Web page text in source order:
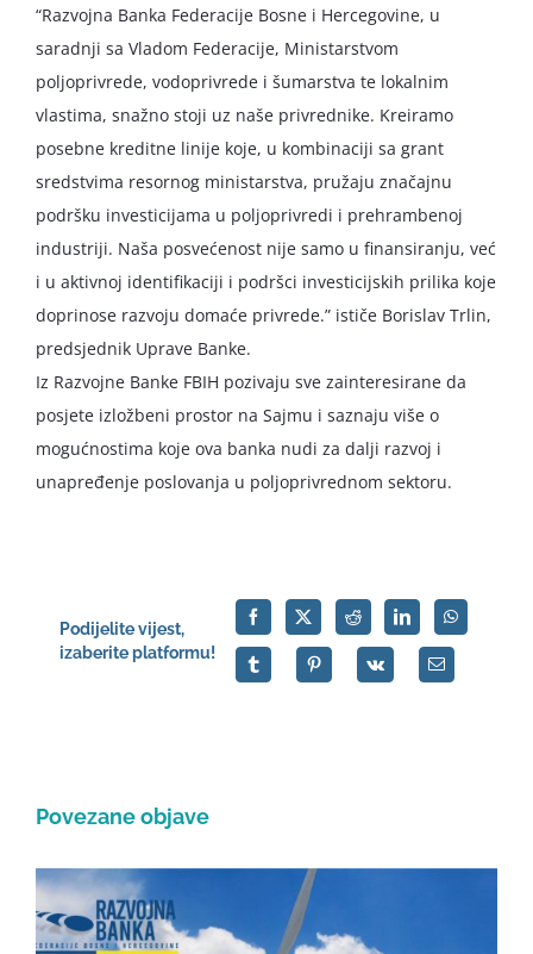
“Razvojna Banka Federacije Bosne i Hercegovine, u
saradnji sa Vladom Federacije, Ministarstvom
poljoprivrede, vodoprivrede i šumarstva te lokalnim
vlastima, snažno stoji uz naše privrednike. Kreiramo
posebne kreditne linije koje, u kombinaciji sa grant
sredstvima resornog ministarstva, pružaju značajnu
podršku investicijama u poljoprivredi i prehrambenoj
industriji. Naša posvećenost nije samo u finansiranju, već
i u aktivnoj identifikaciji i podršci investicijskih prilika koje
doprinose razvoju domaće privrede.” ističe Borislav Trlin,
predsjednik Uprave Banke.
Iz Razvojne Banke FBIH pozivaju sve zainteresirane da
posjete izložbeni prostor na Sajmu i saznaju više o
mogućnostima koje ova banka nudi za dalji razvoj i
unapređenje poslovanja u poljoprivrednom sektoru.
Podijelite vijest,
izaberite platformu!
Povezane objave